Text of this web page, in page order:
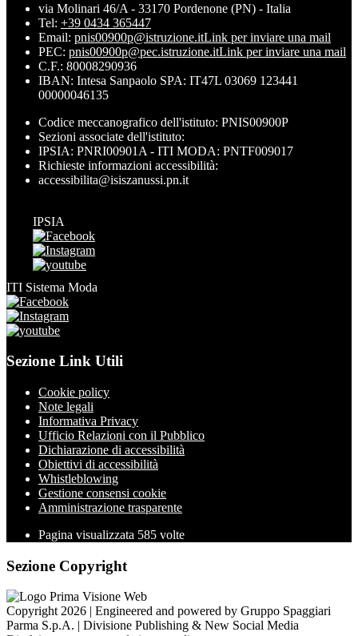
via Molinari 46/A - 33170 Pordenone (PN) - Italia
Tel: +39 0434 365447
Email: pnis00900p@istruzione.itLink per inviare una mail
PEC: pnis00900p@pec.istruzione.itLink per inviare una mail
C.F.: 80008290936
IBAN: Intesa Sanpaolo SPA: IT47L 03069 123441
00000046135
Codice meccanografico dell'istituto: PNIS00900P
Sezioni associate dell'istituto:
IPSIA: PNRI00901A - ITI MODA: PNTF009017
Richieste informazioni accessibilità:
accessibilita@isiszanussi.pn.it
IPSIA
ITI Sistema Moda
Sezione Link Utili
Cookie policy
Note legali
Informativa Privacy
Ufficio Relazioni con il Pubblico
Dichiarazione di accessibilità
Obiettivi di accessibilità
Whistleblowing
Gestione consensi cookie
Amministrazione trasparente
Pagina visualizzata 585 volte
Sezione Copyright
Copyright 2026 | Engineered and powered by Gruppo Spaggiari
Parma S.p.A. | Divisione Publishing & New Social Media